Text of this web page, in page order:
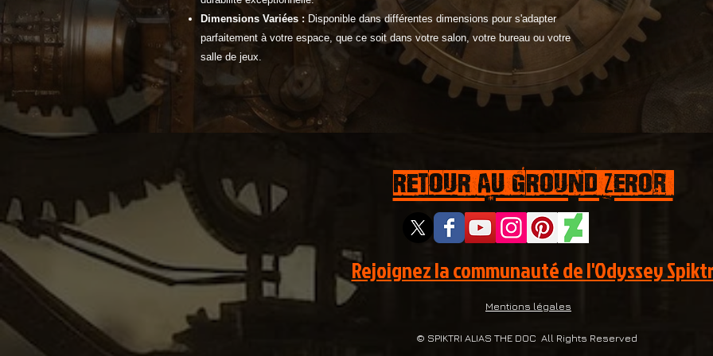
Dimensions Variées : Disponible dans différentes dimensions pour s'adapter
parfaitement à votre espace, que ce soit dans votre salon, votre bureau ou votre
salle de jeux.
RETOUR AU GROUND ZEROr
Rejoignez la communauté de l'Odyssey
Mentions légales
© SPIKTRI ALIAS THE DOC All Rights Reserved